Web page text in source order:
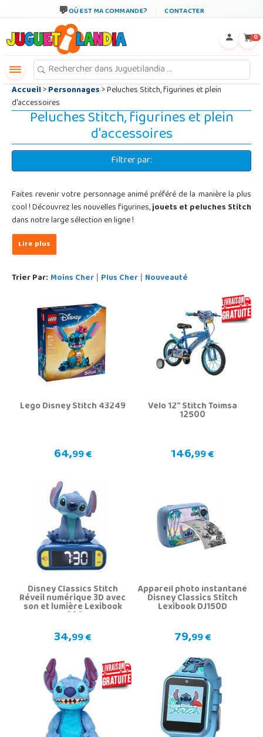
OÙ EST MA COMMANDE? CONTACTER
0
Accueil>Personnages> Peluches Stitch, figurines et plein
d'accessoires
Peluches Stitch, figurines et plein
d'accessoires
Filtrer par:
Faites revenir votre personnage animé préféré de la manière la plus
cool ! Découvrez les nouvelles figurines,jouets et peluches Stitch
dans notre large sélection en ligne !
Trier Par: Moins Cher | Plus Cher | Nouveauté
Lego Disney Stitch 43249
64,99 €
Vélo 12" Stitch Toimsa
12500
146,99 €
Disney Classics Stitch
Réveil numérique 3D avec
son et lumière Lexibook
RL800D
34,99 €
Appareil photo instantané
Disney Classics Stitch
Lexibook DJ150D
79,99 €